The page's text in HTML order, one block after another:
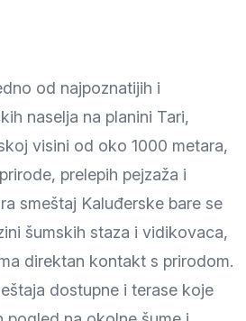
od najpoznatijih i
naselja na planini Tari,
visini od oko 1000 metara,
prelepih pejzaža i
smeštaj Kaluđerske bare se
šumskih staza i vidikovaca,
direktan kontakt s prirodom.
dostupne i terase koje